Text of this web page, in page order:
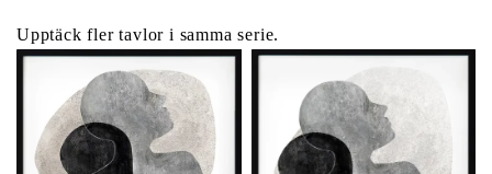
Upptäck fler tavlor i samma serie.
Prisintervall:
600 kr
till
1000 kr
Den
här
produkten
har